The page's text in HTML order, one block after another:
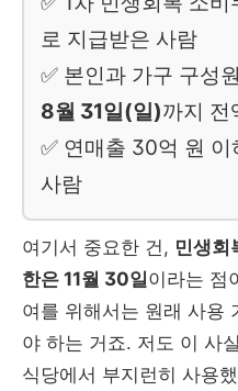
로 지급받은 사람
✅ 본인과 가구 구성
8월 31일(일)까지 전
✅ 연매출 30억 원
사람
여기서 중요한 건, 민생회
한은 11월 30일이라는 점
여를 위해서는 원래 사용
야 하는 거죠. 저도 이 사
식당에서 부지런히 사용